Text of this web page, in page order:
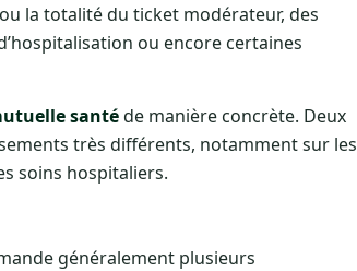
la totalité du ticket modérateur, des
ou encore certaines
santéde manière concrète. Deux
très différents, notamment sur les
soins hospitaliers.
généralement plusieurs